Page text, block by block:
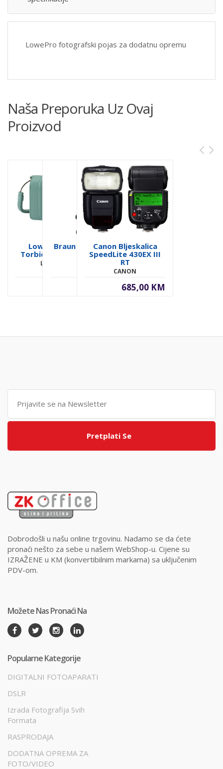
LowePro fotografski pojas za dodatnu opremu
Naša Preporuka Uz Ovaj
Proizvod
Lowepro Luxe,
Torbica Za Kameru
LOWEPRO
Braun Stolni Tripod
20307
185,00 KM
Canon Bljeskalica
SpeedLite 430EX III
RT
CANON
685,00 KM
Pretplati Se
Dobrodošli u našu online trgovinu. Nadamo se da ćete
pronaći nešto za sebe u našem WebShop-u. Cijene su
IZRAŽENE u KM (konvertibilnim markama) sa uključenim
PDV-om.
Možete Nas Pronaći Na
Popularne Kategorije
DIGITALNI FOTOAPARATI
DSLR
Izrada Fotografija Svih
Formata
RASPRODAJA
DODATNA OPREMA ZA
FOTO/VIDEO